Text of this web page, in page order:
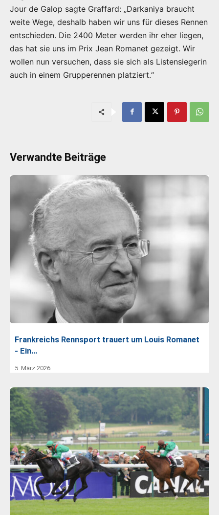
Jour de Galop sagte Graffard: „Darkaniya braucht
weite Wege, deshalb haben wir uns für dieses Rennen
entschieden. Die 2400 Meter werden ihr eher liegen,
das hat sie uns im Prix Jean Romanet gezeigt. Wir
wollen nun versuchen, dass sie sich als Listensiegerin
auch in einem Grupperennen platziert.“
Verwandte Beiträge
Frankreichs Rennsport trauert um Louis Romanet
- Ein…
5. März 2026